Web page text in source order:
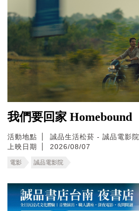
我們要回家 Homebound
活動地點
誠品生活松菸 - 誠品電影院
上映日期
2026/08/07
電影 誠品電影院